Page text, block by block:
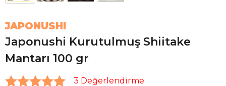
JAPONUSHI
Japonushi Kurutulmuş Shiitake
Mantarı 100 gr
3 Değerlendirme